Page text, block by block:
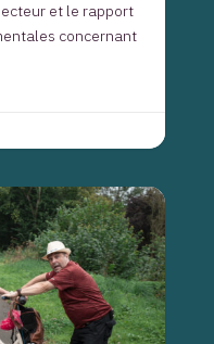
et le rapport
concernant